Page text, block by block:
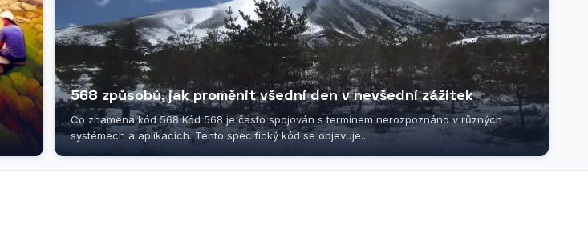
568 způsobů, jak proměnit všední den v nevšední zážitek
Co znamená kód 568 Kód 568 je často spojován s termínem nerozpoznáno v různých
systémech a aplikacích. Tento specifický kód se objevuje...